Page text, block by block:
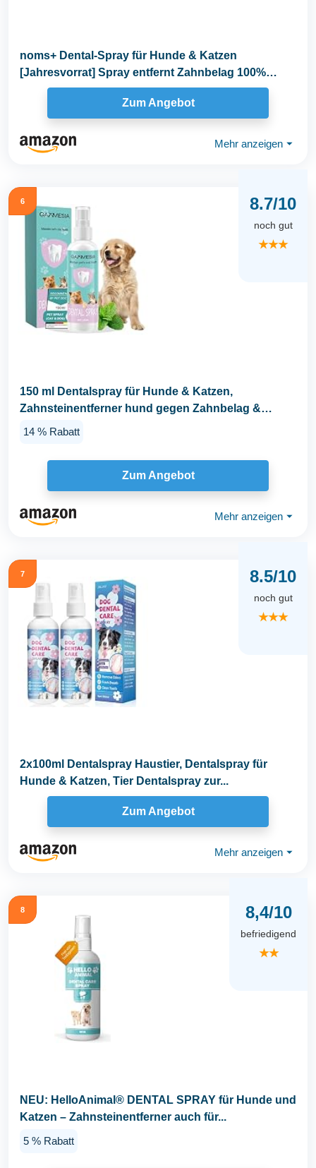
noms+ Dental-Spray für Hunde & Katzen
[Jahresvorrat] Spray entfernt Zahnbelag 100%
natürlich...
Zum Angebot
Mehr anzeigen ⏷
6 8.7/10
noch gut
★★★
150 ml Dentalspray für Hunde & Katzen,
Zahnsteinentferner hund gegen Zahnbelag &
Mundgeruch...
14 % Rabatt
Zum Angebot
Mehr anzeigen ⏷
7 8.5/10
noch gut
★★★
2x100ml Dentalspray Haustier, Dentalspray für
Hunde & Katzen, Tier Dentalspray zur...
Zum Angebot
Mehr anzeigen ⏷
8 8,4/10
befriedigend
★★
NEU: HelloAnimal® DENTAL SPRAY für Hunde und
Katzen – Zahnsteinentferner auch für...
5 % Rabatt